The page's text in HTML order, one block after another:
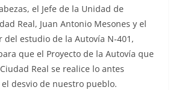
el Jefe de la Unidad de
Real, Juan Antonio Mesones y el
estudio de la Autovía N-401,
que el Proyecto de la Autovía que
Real se realice lo antes
desvio de nuestro pueblo.